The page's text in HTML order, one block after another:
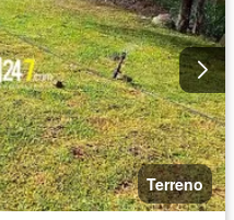
Terreno